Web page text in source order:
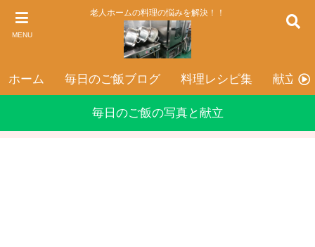
MENU
老人ホームの料理の悩みを解決！！
ホーム 毎日のご飯ブログ 料理レシピ集 献立表
毎日のご飯の写真と献立